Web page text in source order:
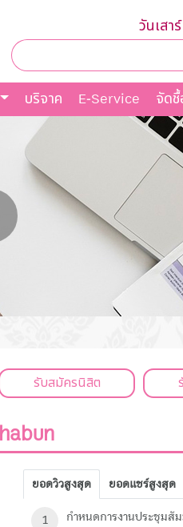
วันเสา
บริจาค E-Service จัด
รับสมัครนิสิต
ยอดวิวสูงสุด ยอดแชร์สูงสุด
1
กำหนดการงานประชุมสั